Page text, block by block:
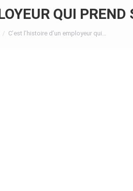
QUI
C’est l’histoire d’un employeur qui…